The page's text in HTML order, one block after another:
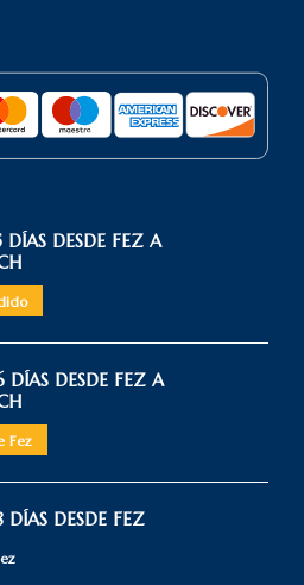
DESDE FEZ A
DÍAS DESDE FEZ A
Fez
DESDE FEZ